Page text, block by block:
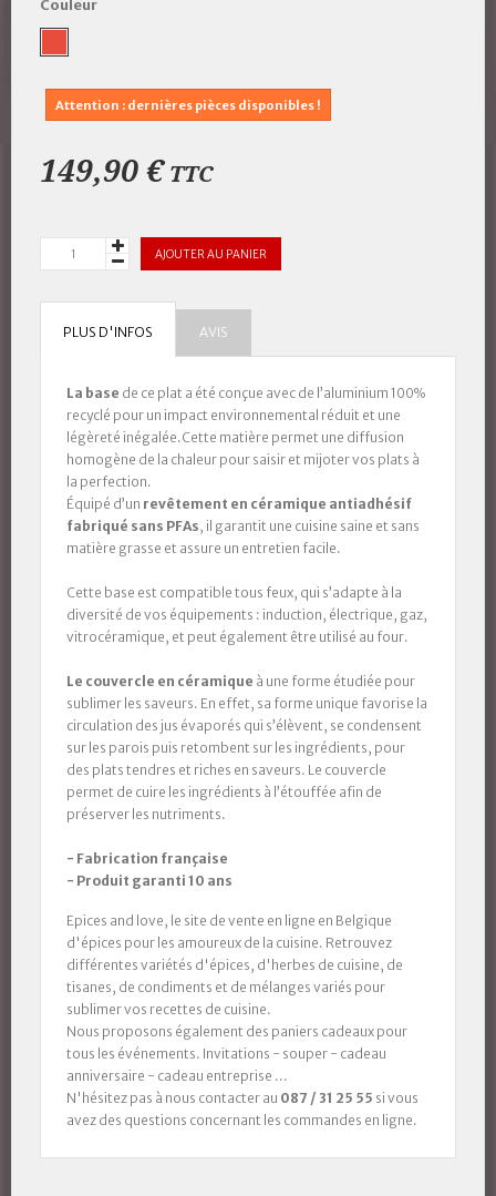
Couleur
Attention : dernières pièces disponibles !
149,90 € TTC
AJOUTER AU PANIER
PLUS D'INFOS AVIS
La base de ce plat a été conçue avec de l’aluminium 100%
recyclé pour un impact environnemental réduit et une
légèreté inégalée.Cette matière permet une diffusion
homogène de la chaleur pour saisir et mijoter vos plats à
la perfection.
Équipé d’un revêtement en céramique antiadhésif
fabriqué sans PFAs , il garantit une cuisine saine et sans
matière grasse et assure un entretien facile.
Cette base est compatible tous feux, qui s’adapte à la
diversité de vos équipements : induction, électrique, gaz,
vitrocéramique, et peut également être utilisé au four.
Le couvercle en céramique à une forme étudiée pour
sublimer les saveurs. En effet, sa forme unique favorise la
circulation des jus évaporés qui s’élèvent, se condensent
sur les parois puis retombent sur les ingrédients, pour
des plats tendres et riches en saveurs. Le couvercle
permet de cuire les ingrédients à l’étouffée afin de
préserver les nutriments.
- Fabrication française
- Produit garanti 10 ans
Epices and love, le site de vente en ligne en Belgique
d'épices pour les amoureux de la cuisine. Retrouvez
différentes variétés d'épices, d'herbes de cuisine, de
tisanes, de condiments et de mélanges variés pour
sublimer vos recettes de cuisine.
Nous proposons également des paniers cadeaux pour
tous les événements. Invitations - souper - cadeau
anniversaire - cadeau entreprise ...
N'hésitez pas à nous contacter au 087 / 31 25 55 si vous
avez des questions concernant les commandes en ligne.